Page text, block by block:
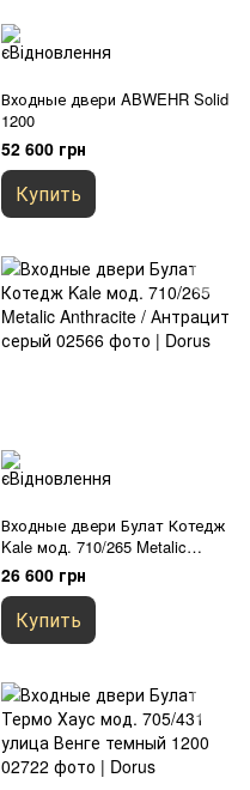
Входные двери ABWEHR Solid
1200
52 600 грн
Купить
Входные двери Булат Котедж
Kale мод. 710/265 Metalic
Anthracite / Антрацит серый
26 600 грн
Купить